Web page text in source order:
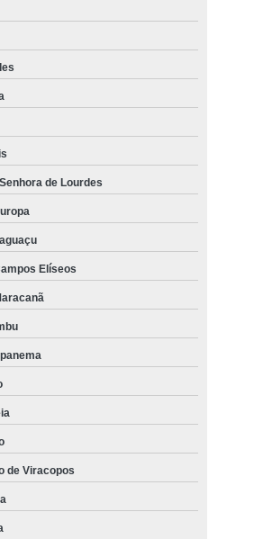
a domicílio para gatos preços Gramado
domicílio preços DIC IV
a domicílio gato Vila Formosa
veterinário domicílio Vila Formosa
domicílio Jardim Santa Genebra
para animais de pequeno porte Jardim
a domicílio para cachorro Ponte Preta
a domicílio gato Vila Perseu Leite de
para cães e gatos Vila Georgina
gato preços Parque Industrial
veterinário a domicílio para cachorros Jardim
de Lourdes
Elíseos
de Viracopos